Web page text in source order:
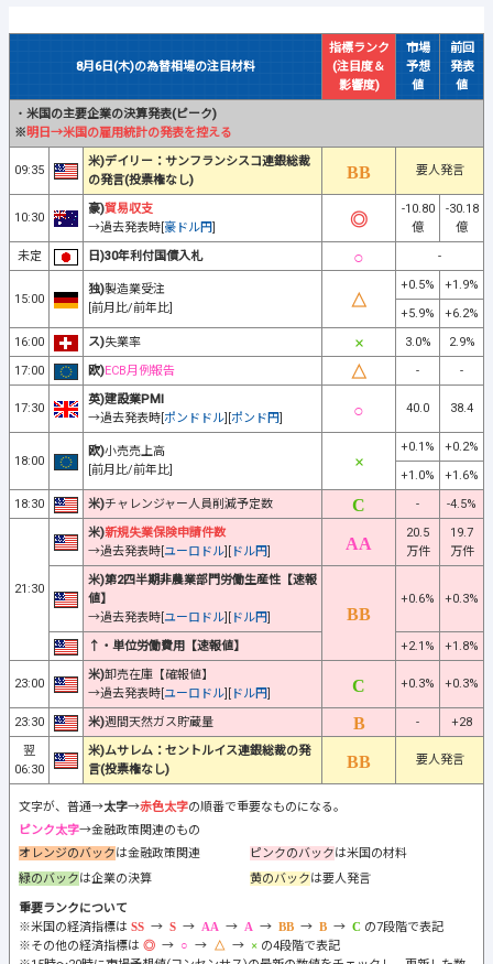
8月6日(木)の為替相場の注目材料
指標ランク
(注目度＆
影響度)
市場
予想
値
前回
発表
値
・ 米国の主要企業の決算発表(ピーク)
※明日→米国の雇用統計の発表を控える
09:35
米)デイリー：サンフランシスコ連銀総裁
の発言(投票権なし)
要人発言
10:30
豪)貿易収支
→過去発表時[豪ドル円]
-10.80
億
-30.18
億
未定
日)30年利付国債入札 -
15:00
独)製造業受注
[前月比/前年比]
+0.5%
+1.9%
+5.9%
+6.2%
16:00
ス)失業率 3.0%
2.9%
17:00
欧)ECB月例報告 - -
17:30
英)建設業PMI
→過去発表時[ポンドドル][ポンド円]
40.0 38.4
18:00
欧)小売売上高
[前月比/前年比]
+0.1%
+0.2%
+1.0%
+1.6%
18:30
米)チャレンジャー人員削減予定数 - -4.5%
21:30
米)新規失業保険申請件数
→過去発表時[ユーロドル][ ドル円]
20.5
万件
19.7
万件
米)第2四半期非農業部門労働生産性【速報
値】
→過去発表時[ユーロドル][ ドル円]
+0.6% +0.3%
↑・単位労働費用【速報値】 +2.1% +1.8%
23:00
米)卸売在庫【確報値】
→過去発表時[ユーロドル][ ドル円]
+0.3% +0.3%
23:30 米)週間天然ガス貯蔵量 -
+28
翌
06:30
米)ムサレム：セントルイス連銀総裁の発
言(投票権なし)
要人発言
文字が、普通→太字→赤色太字の順番で重要なものになる。
ピンク太字→金融政策関連のもの
オレンジのバックは金融政策関連 ピンクのバックは米国の材料
緑のバックは企業の決算 黄のバックは要人発言
重要ランクについて
※米国の経済指標は
→ → → → → →
の7段階で表記
※その他の経済指標は
→ → →
の4段階で表記